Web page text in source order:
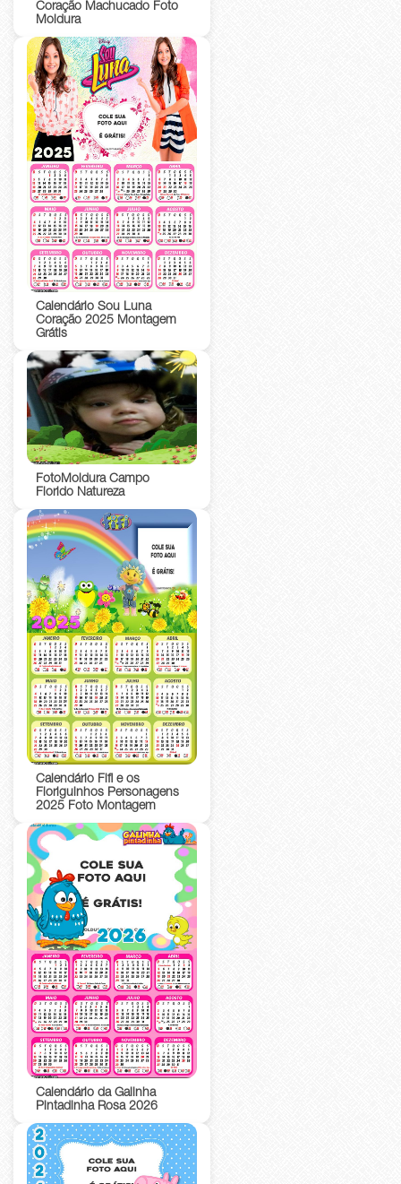
Coração Machucado Foto
Moldura
Calendário Sou Luna
Coração 2025 Montagem
Grátis
FotoMoldura Campo
Florido Natureza
Calendário Fifi e os
Floriguinhos Personagens
2025 Foto Montagem
Calendário da Galinha
Pintadinha Rosa 2026